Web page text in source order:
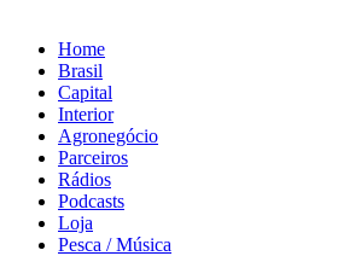
Home
Brasil
Capital
Interior
Agronegócio
Parceiros
Rádios
Podcasts
Loja
Pesca / Música